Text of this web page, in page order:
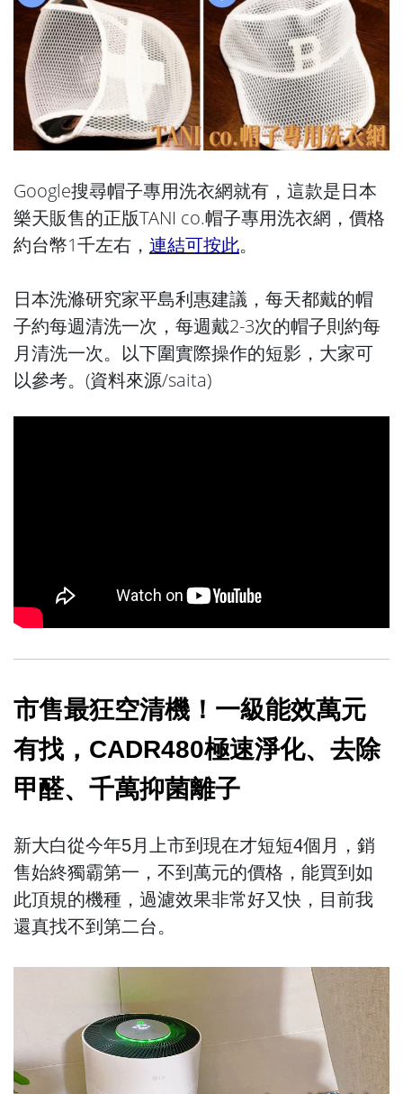
Google搜尋帽子專用洗衣網就有，這款是日本
樂天販售的正版TANI co.帽子專用洗衣網，價格
約台幣1千左右， 連結可按此。
日本洗滌研究家平島利惠建議，每天都戴的帽
子約每週清洗一次，每週戴2-3次的帽子則約每
月清洗一次。以下圍實際操作的短影，大家可
以參考。(資料來源/saita)
市售最狂空清機！一級能效萬元
有找，CADR480極速淨化、去除
甲醛、千萬抑菌離子
新大白從今年5月上市到現在才短短4個月，銷
售始終獨霸第一，不到萬元的價格，能買到如
此頂規的機種，過濾效果非常好又快，目前我
還真找不到第二台。